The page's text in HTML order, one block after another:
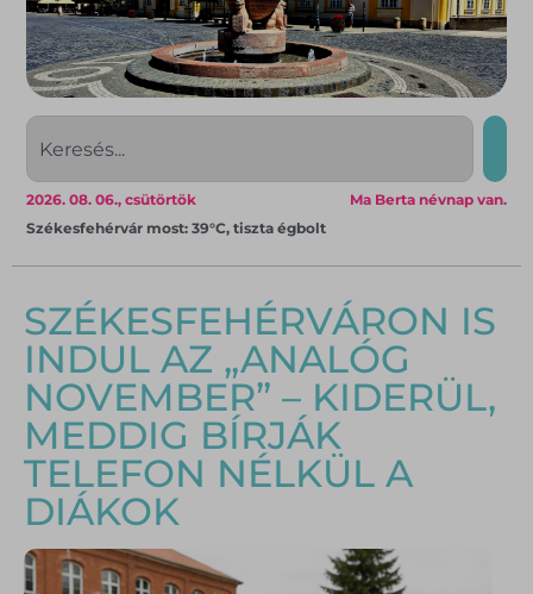
Ma Berta névnap van.
2026. 08. 06., csütörtök
Székesfehérvár most: 39°C, tiszta égbolt
SZÉKESFEHÉRVÁRON IS
INDUL AZ „ANALÓG
NOVEMBER” – KIDERÜL,
MEDDIG BÍRJÁK
TELEFON NÉLKÜL A
DIÁKOK